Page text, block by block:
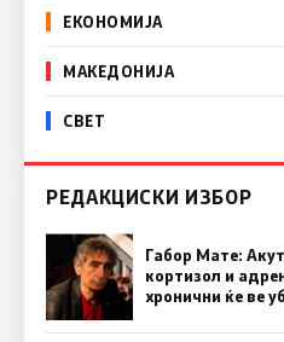
ЕКОНОМИЈА
МАКЕДОНИЈА
СВЕТ
РЕДАКЦИСКИ ИЗБОР
Габор Мате:
кортизол и
хронични ќе ве